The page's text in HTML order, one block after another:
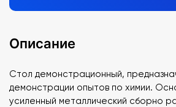
Описание
Стол демонстрационный,
демонстрации опытов по химии.
усиленный металлический сборно